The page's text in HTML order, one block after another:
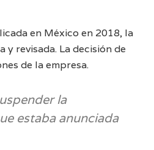
en México en 2018, la
revisada. La decisión de
de la empresa.
la
estaba anunciada